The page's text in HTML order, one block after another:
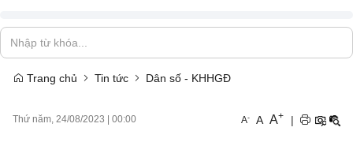
Trang chủ Tin tức Dân số - KHHGĐ
Thứ năm, 24/08/2023 00:00 A- A A+ |